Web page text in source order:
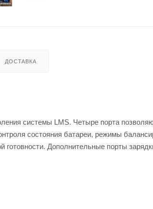
ДОСТАВКА
системы LMS. Четыре порта
состояния батареи, режимы
Дополнительные порты